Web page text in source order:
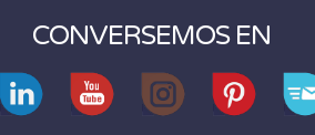
CONVERSEMOS EN